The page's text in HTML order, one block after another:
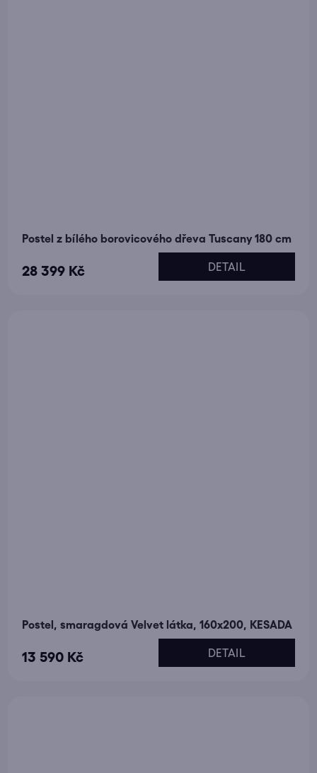
Postel z bílého borovicového dřeva Tuscany 180 cm
28 399 Kč DETAIL
Postel, smaragdová Velvet látka, 160x200, KESADA
13 590 Kč DETAIL